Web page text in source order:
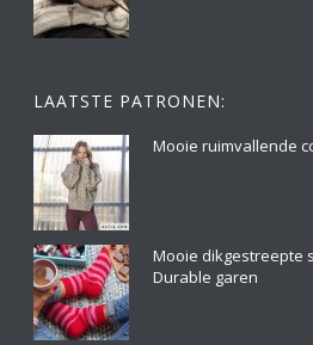
LAATSTE PATRONEN:
Mooie ruimvallende
Mooie dikgestreepte
Durable garen